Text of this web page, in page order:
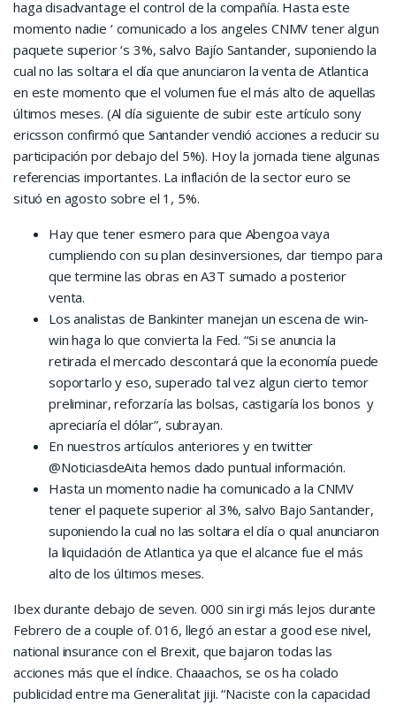
haga disadvantage el control de la compañía. Hasta este
momento nadie ‘ comunicado a los angeles CNMV tener algun
paquete superior ‘s 3%, salvo Bajío Santander, suponiendo la
cual no las soltara el día que anunciaron la venta de Atlantica
en este momento que el volumen fue el más alto de aquellas
últimos meses. (Al día siguiente de subir este artículo sony
ericsson confirmó que Santander vendió acciones a reducir su
participación por debajo del 5%). Hoy la jornada tiene algunas
referencias importantes. La inflación de la sector euro se
situó en agosto sobre el 1, 5%.
Hay que tener esmero para que Abengoa vaya
cumpliendo con su plan desinversiones, dar tiempo para
que termine las obras en A3T sumado a posterior
venta.
Los analistas de Bankinter manejan un escena de win-
win haga lo que convierta la Fed. “Si se anuncia la
retirada el mercado descontará que la economía puede
soportarlo y eso, superado tal vez algun cierto temor
preliminar, reforzaría las bolsas, castigaría los bonos y
apreciaría el dólar”, subrayan.
En nuestros artículos anteriores y en twitter
@NoticiasdeAita hemos dado puntual información.
Hasta un momento nadie ha comunicado a la CNMV
tener el paquete superior al 3%, salvo Bajo Santander,
suponiendo la cual no las soltara el día o qual anunciaron
la liquidación de Atlantica ya que el alcance fue el más
alto de los últimos meses.
Ibex durante debajo de seven. 000 sin irgi más lejos durante
Febrero de a couple of. 016, llegó an estar a good ese nivel,
national insurance con el Brexit, que bajaron todas las
acciones más que el índice. Chaaachos, se os ha colado
publicidad entre ma Generalitat jiji. “Naciste con la capacidad